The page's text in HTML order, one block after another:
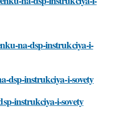
na-dsp-instrukciya-i-
dsp-instrukciya-i-sovety
instrukciya-i-sovety